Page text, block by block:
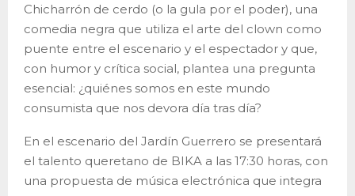
Chicharrón de cerdo (o la gula por el poder), una
comedia negra que utiliza el arte del clown como
puente entre el escenario y el espectador y que,
con humor y crítica social, plantea una pregunta
esencial: ¿quiénes somos en este mundo
consumista que nos devora día tras día?
En el escenario del Jardín Guerrero se presentará
el talento queretano de BIKA a las 17:30 horas, con
una propuesta de música electrónica que integra